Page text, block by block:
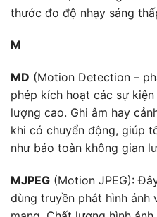
thước đo độ nhạy sáng
M
MD (Motion Detection –
phép kích hoạt các sự
lượng cao. Ghi âm hay
khi có chuyển động, giúp
như bảo toàn không gian
MJPEG (Motion JPEG):
dùng truyền phát hình